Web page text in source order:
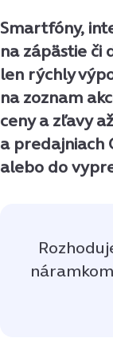
Smartfóny,
na zápästie či
len rýchly
na zoznam
ceny a zľavy
a predajniach
alebo do